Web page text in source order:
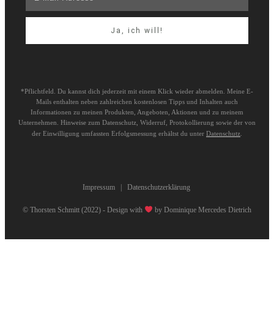
Ja, ich will!
*Pflichtfeld. Du kannst dich jederzeit mit einem Klick wieder abmelden. Meine E-
Mails enthalten neben zahlreichen kostenlosen Tipps und Inhalten auch
Informationen zu meinen Produkten, Angeboten, Aktionen und zu meinem
Unternehmen. Hinweise zum Datenschutz, Widerruf, Protokollierung sowie der von
der Einwilligung umfassten Erfolgsmessung erhältst du unter Datenschutz
Impressum| Datenschutzerklärung
© Thorsten Schmitt (2022) - Design with by Dominique Mercedes Dietrich